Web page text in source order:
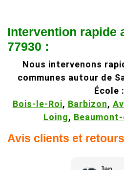
Intervention rapide
77930 :
Nous intervenons
communes autour de
École :
Bois-le-Roi, Barbizon,
Loing,
Avis clients et